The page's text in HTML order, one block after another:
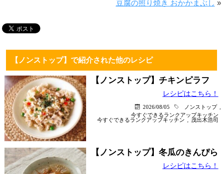
豆腐の照り焼き おかかまぶし »
【ノンストップ】で紹介された他のレシピ
【ノンストップ】チキンピラフ
レシピはこちら！
2026/08/05 ノンストップ
今すぐできるランクアップキッチン
今すぐできるランクアップキッチン
茂出木浩司
【ノンストップ】冬瓜のきんぴら
レシピはこちら！